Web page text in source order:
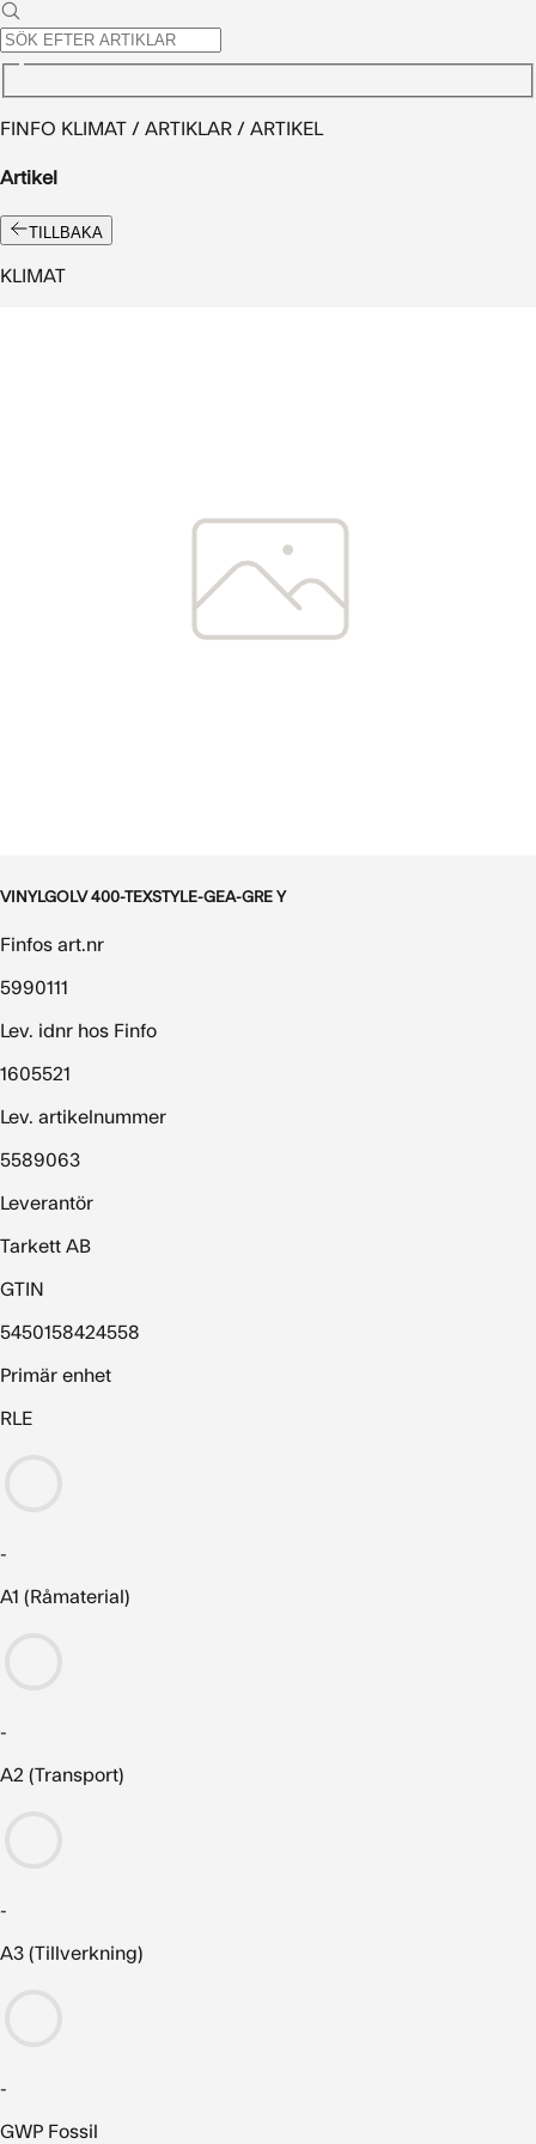
FINFO KLIMAT / ARTIKLAR / ARTIKEL
Artikel
TILLBAKA
KLIMAT
VINYLGOLV 400-TEXSTYLE-GEA-GRE Y
Finfos art.nr
5990111
Lev. idnr hos Finfo
1605521
Lev. artikelnummer
5589063
Leverantör
Tarkett AB
GTIN
5450158424558
Primär enhet
RLE
-
A1 (Råmaterial)
-
A2 (Transport)
-
A3 (Tillverkning)
-
GWP Fossil